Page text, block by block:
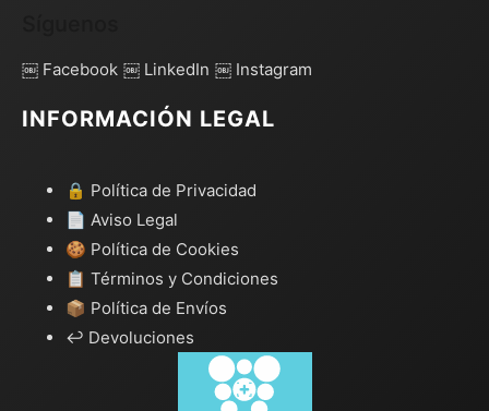
￼ Facebook ￼ LinkedIn ￼ Instagram
INFORMACIÓN LEGAL
🔒 Política de Privacidad
📄 Aviso Legal
🍪 Política de Cookies
📋 Términos y Condiciones
📦 Política de Envíos
↩️ Devoluciones